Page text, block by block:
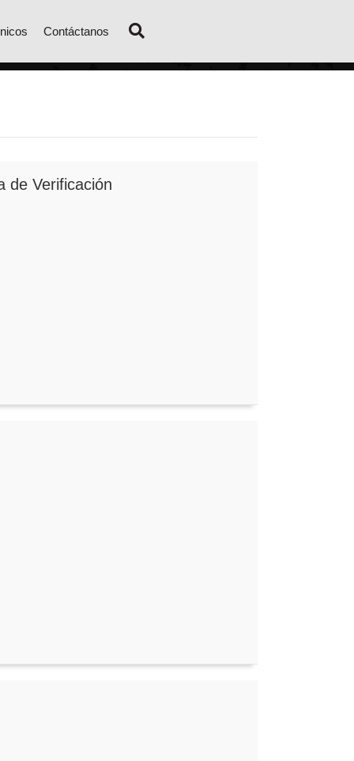
Contáctanos
de Verificación